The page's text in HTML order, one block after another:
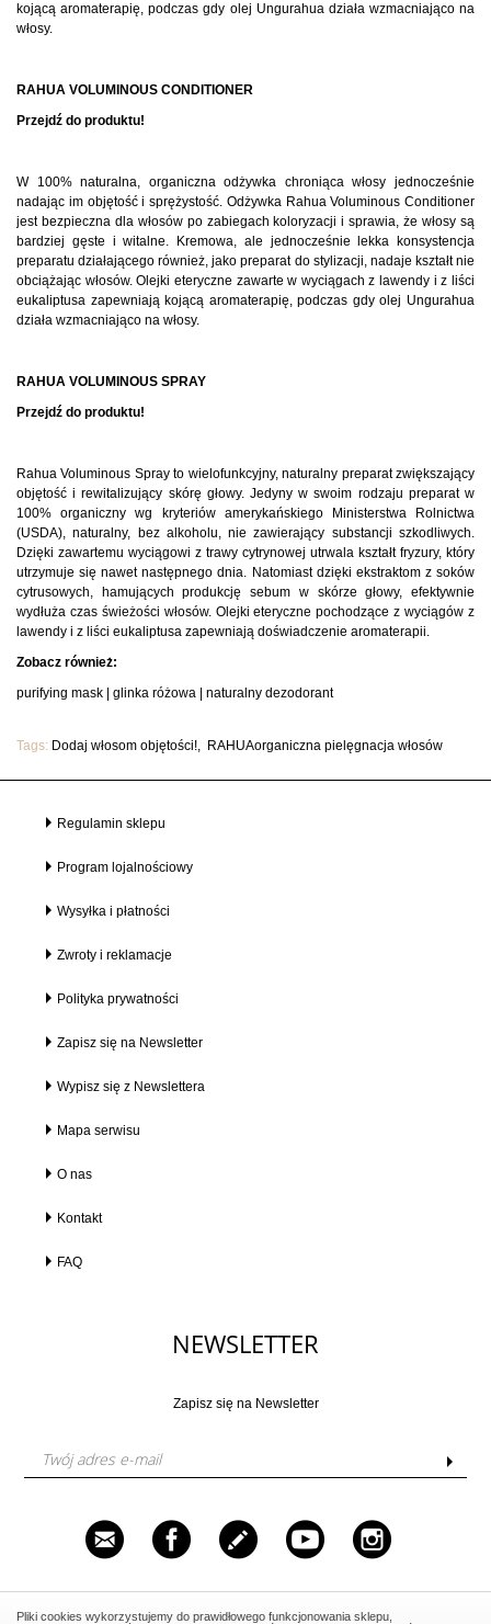
kojącą aromaterapię, podczas gdy olej Ungurahua działa wzmacniająco na
włosy.
RAHUA VOLUMINOUS CONDITIONER
Przejdź do produktu!
W 100% naturalna, organiczna odżywka chroniąca włosy jednocześnie
nadając im objętość i sprężystość. Odżywka Rahua Voluminous Conditioner
jest bezpieczna dla włosów po zabiegach koloryzacji i sprawia, że włosy są
bardziej gęste i witalne. Kremowa, ale jednocześnie lekka konsystencja
preparatu działającego również, jako preparat do stylizacji, nadaje kształt nie
obciążając włosów. Olejki eteryczne zawarte w wyciągach z lawendy i z liści
eukaliptusa zapewniają kojącą aromaterapię, podczas gdy olej Ungurahua
działa wzmacniająco na włosy.
RAHUA VOLUMINOUS SPRAY
Przejdź do produktu!
Rahua Voluminous Spray to wielofunkcyjny, naturalny preparat zwiększający
objętość i rewitalizujący skórę głowy. Jedyny w swoim rodzaju preparat w
100% organiczny wg kryteriów amerykańskiego Ministerstwa Rolnictwa
(USDA), naturalny, bez alkoholu, nie zawierający substancji szkodliwych.
Dzięki zawartemu wyciągowi z trawy cytrynowej utrwala kształt fryzury, który
utrzymuje się nawet następnego dnia. Natomiast dzięki ekstraktom z soków
cytrusowych, hamujących produkcję sebum w skórze głowy, efektywnie
wydłuża czas świeżości włosów. Olejki eteryczne pochodzące z wyciągów z
lawendy i z liści eukaliptusa zapewniają doświadczenie aromaterapii.
Zobacz również:
purifying mask | glinka różowa | naturalny dezodorant
Tags: Dodaj włosom objętości! RAHUAorganiczna pielęgnacja włosów
Regulamin sklepu
Program lojalnościowy
Wysyłka i płatności
Zwroty i reklamacje
Polityka prywatności
Zapisz się na Newsletter
Wypisz się z Newslettera
Mapa serwisu
O nas
Kontakt
FAQ
NEWSLETTER
Zapisz się na Newsletter
NIP: 5252327418, Tel.: 606 562 520, Email:
Pliki cookies wykorzystujemy do prawidłowego funkcjonowania sklepu,